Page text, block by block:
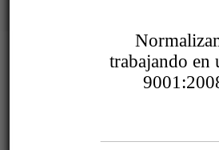
trabajando en